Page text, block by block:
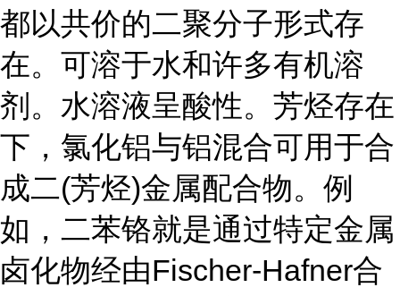
都以共价的二聚分子形式存
在。可溶于水和许多有机溶
剂。水溶液呈酸性。芳烃存在
下，氯化铝与铝混合可用于合
成二(芳烃)金属配合物。例
如，二苯铬就是通过特定金属
卤化物经由Fischer-Hafner合